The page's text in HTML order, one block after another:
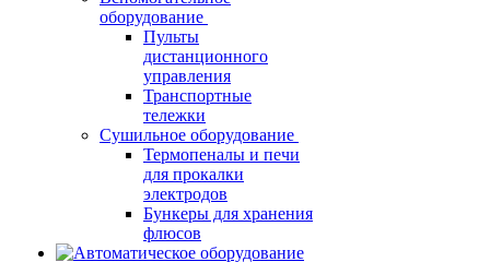
оборудование
Пульты
дистанционного
управления
Транспортные
тележки
Сушильное оборудование
Термопеналы и печи
для прокалки
электродов
Бункеры для хранения
флюсов